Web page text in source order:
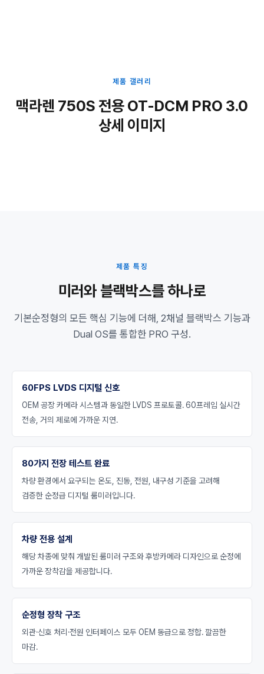
제품 갤러리
맥라렌 750S 전용 OT-DCM PRO 3.0
상세 이미지
제품 특징
미러와 블랙박스를 하나로
기본순정형의 모든 핵심 기능에 더해, 2채널 블랙박스 기능과
Dual OS를 통합한 PRO 구성.
60FPS LVDS 디지털 신호
OEM 공장 카메라 시스템과 동일한 LVDS 프로토콜. 60프레임 실시간
전송, 거의 제로에 가까운 지연.
80가지 전장 테스트 완료
차량 환경에서 요구되는 온도, 진동, 전원, 내구성 기준을 고려해
검증한 순정급 디지털 룸미러입니다.
차량 전용 설계
해당 차종에 맞춰 개발된 룸미러 구조와 후방카메라 디자인으로 순정에
가까운 장착감을 제공합니다.
순정형 장착 구조
외관·신호 처리·전원 인터페이스 모두 OEM 동급으로 정합. 깔끔한
마감.